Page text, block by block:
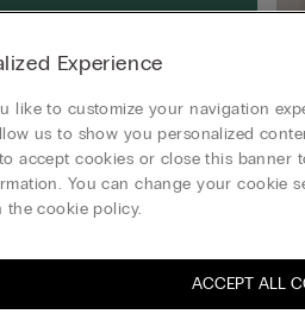
ПРОИЗВОДСТВЕННАЯ ЦЕПОЧКА
Experience
like to customize your navigation
us to show you personalized
accept cookies or close this banner
You can change your cookie
the cookie policy.
ACCEPT ALL